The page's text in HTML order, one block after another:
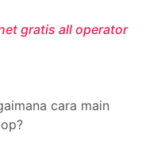
gratis all operator
cara main